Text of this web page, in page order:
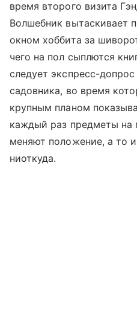
время второго визита
Волшебник вытаскивает
окном хоббита за
чего на пол сыплются
следует экспресс-
садовника, во время
крупным планом
каждый раз предметы на
меняют положение, а то
ниоткуда.